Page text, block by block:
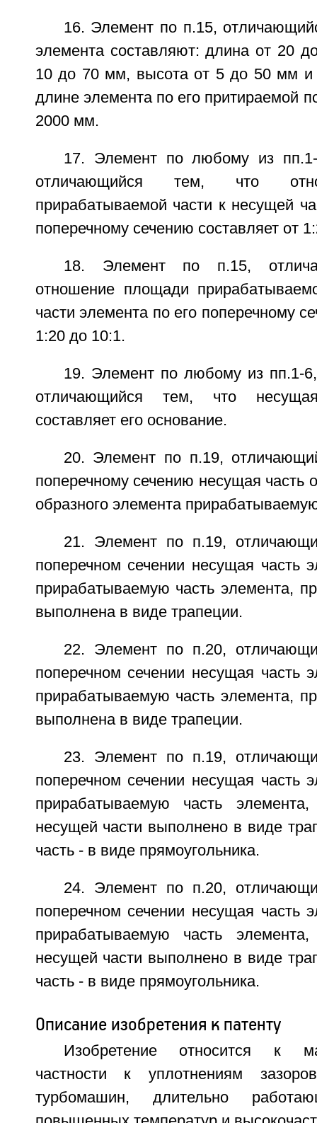
16. Элемент по п.15,
элемента составляют: длина от 20
10 до 70 мм, высота от 5 до 50 мм и
длине элемента по его притираемой
2000 мм.
17. Элемент по любому из
отличающийся тем, что
прирабатываемой части к несущей
поперечному сечению составляет от
18. Элемент по п.15,
отношение площади
части элемента по его поперечному
1:20 до 10:1.
19. Элемент по любому из пп.1-
отличающийся тем, что
составляет его основание.
20. Элемент по п.19,
поперечному сечению несущая часть
образного элемента
21. Элемент по п.19,
поперечном сечении несущая часть
прирабатываемую часть элемента,
выполнена в виде трапеции.
22. Элемент по п.20,
поперечном сечении несущая часть
прирабатываемую часть элемента,
выполнена в виде трапеции.
23. Элемент по п.19,
поперечном сечении несущая часть
прирабатываемую часть
несущей части выполнено в виде
часть - в виде прямоугольника.
24. Элемент по п.20,
поперечном сечении несущая часть
прирабатываемую часть
несущей части выполнено в виде
часть - в виде прямоугольника.
Описание изобретения к патенту
Изобретение относится к
частности к уплотнениям
турбомашин, длительно